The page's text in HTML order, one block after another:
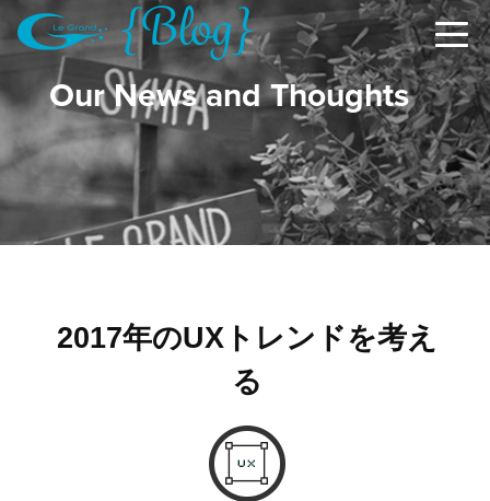
Our News and Thoughts
2017年のUXトレンドを考え
る